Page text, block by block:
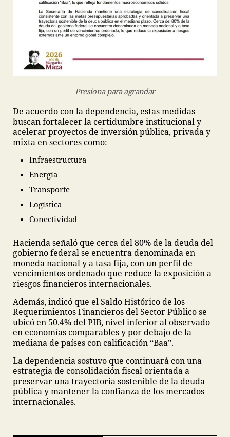
Presiona para agrandar
De acuerdo con la dependencia, estas medidas
buscan fortalecer la certidumbre institucional y
acelerar proyectos de inversión pública, privada y
mixta en sectores como:
Infraestructura
Energía
Transporte
Logística
Conectividad
Hacienda señaló que cerca del 80% de la deuda del
gobierno federal se encuentra denominada en
moneda nacional y a tasa fija, con un perfil de
vencimientos ordenado que reduce la exposición a
riesgos financieros internacionales.
Además, indicó que el Saldo Histórico de los
Requerimientos Financieros del Sector Público se
ubicó en 50.4% del PIB, nivel inferior al observado
en economías comparables y por debajo de la
mediana de países con calificación “Baa”.
La dependencia sostuvo que continuará con una
estrategia de consolidación fiscal orientada a
preservar una trayectoria sostenible de la deuda
pública y mantener la confianza de los mercados
internacionales.